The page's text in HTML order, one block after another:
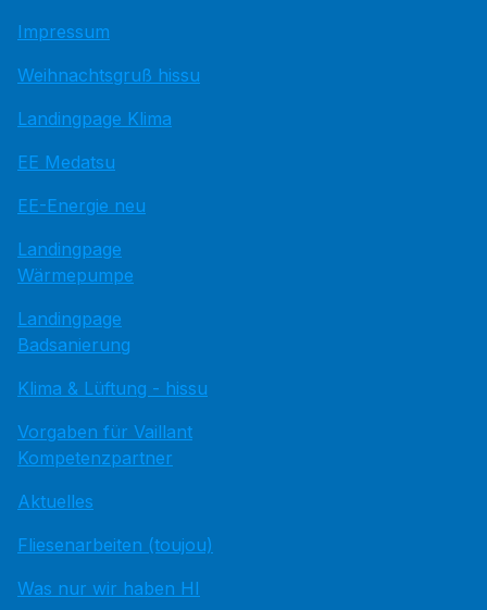
Impressum
Weihnachtsgruß hissu
Landingpage Klima
EE Medatsu
EE-Energie neu
Landingpage
Wärmepumpe
Landingpage
Badsanierung
Klima & Lüftung - hissu
Vorgaben für Vaillant
Kompetenzpartner
Aktuelles
Fliesenarbeiten (toujou)
Was nur wir haben HI